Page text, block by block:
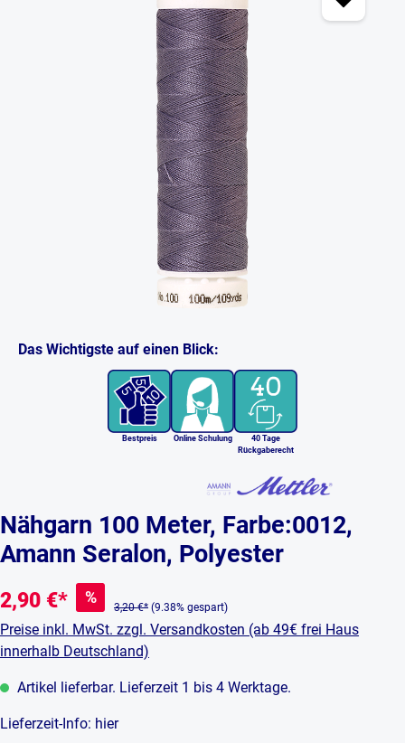
Das Wichtigste auf einen Blick:
Bestpreis Online Schulung
40 Tage
Rückgaberecht
Nähgarn 100 Meter, Farbe:0012,
Amann Seralon, Polyester
2,90 €* %
3,20 €* (9.38% gespart)
Preise inkl. MwSt. zzgl. Versandkosten (ab 49€ frei Haus
innerhalb Deutschland)
Artikel lieferbar. Lieferzeit 1 bis 4 Werktage.
Lieferzeit-Info: hier